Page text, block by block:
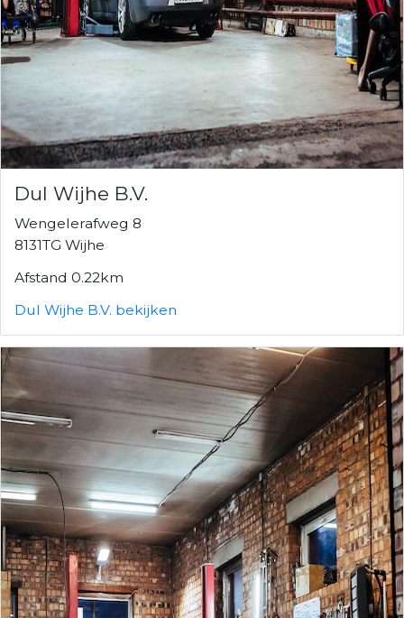
Dul Wijhe B.V.
Wengelerafweg 8
8131TG Wijhe
Afstand 0.22km
Dul Wijhe B.V. bekijken